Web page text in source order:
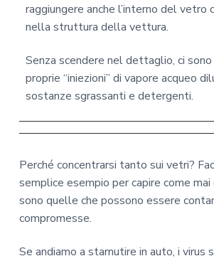
raggiungere anche l’interno del vetro
nella struttura della vettura.
Senza scendere nel dettaglio, ci
proprie “iniezioni” di vapore acqueo
sostanze sgrassanti e detergenti.
Perché concentrarsi tanto sui vetri?
semplice esempio per capire come
sono quelle che possono essere
compromesse.
Se andiamo a starnutire in auto, i virus